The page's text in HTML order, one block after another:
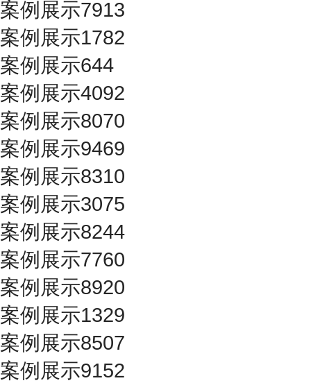
案例展示7913
案例展示1782
案例展示644
案例展示4092
案例展示8070
案例展示9469
案例展示8310
案例展示3075
案例展示8244
案例展示7760
案例展示8920
案例展示1329
案例展示8507
案例展示9152